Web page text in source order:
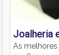
Joalheria
As melhores